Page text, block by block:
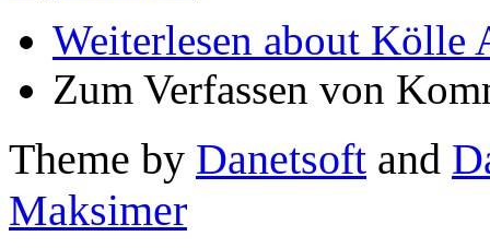
Weiterlesen about Kölle
Zum Verfassen von
Theme by Danetsoft and
Maksimer